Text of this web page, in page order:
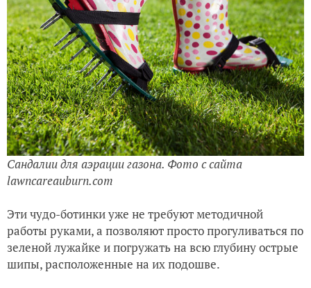
Сандалии для аэрации газона. Фото с сайта
lawncareauburn.com
Эти чудо-ботинки уже не требуют методичной
работы руками, а позволяют просто прогуливаться по
зеленой лужайке и погружать на всю глубину острые
шипы, расположенные на их подошве.